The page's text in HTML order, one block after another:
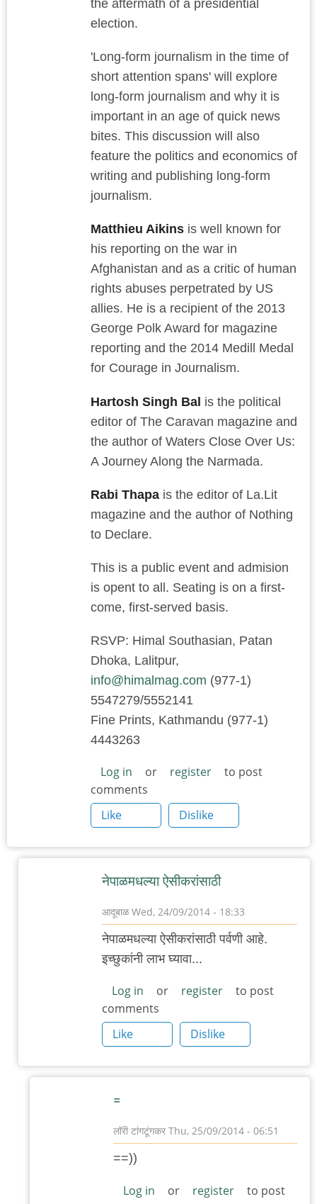
the aftermath of a presidential
election.
'Long-form journalism in the time of
short attention spans' will explore
long-form journalism and why it is
important in an age of quick news
bites. This discussion will also
feature the politics and economics of
writing and publishing long-form
journalism.
Matthieu Aikins is well known for
his reporting on the war in
Afghanistan and as a critic of human
rights abuses perpetrated by US
allies. He is a recipient of the 2013
George Polk Award for magazine
reporting and the 2014 Medill Medal
for Courage in Journalism.
Hartosh Singh Bal is the political
editor of The Caravan magazine and
the author of Waters Close Over Us:
A Journey Along the Narmada.
Rabi Thapa is the editor of La.Lit
magazine and the author of Nothing
to Declare.
This is a public event and admision
is opent to all. Seating is on a first-
come, first-served basis.
RSVP: Himal Southasian, Patan
Dhoka, Lalitpur,
info@himalmag.com (977-1)
5547279/5552141
Fine Prints, Kathmandu (977-1)
4443263
Log in or register
to post
comments
Like
Dislike
नेपाळमधल्या ऐसीकरांसाठी
आदूबाळWed, 24/09/2014 - 18:33
In
to
हिमाल
प्रकाशन
by
३_१४
विक्षिप्त
नेपाळमधल्या ऐसीकरांसाठी पर्वणी आहे.
इच्छुकांनी लाभ घ्यावा...
Log in or register
to post
comments
Like
Dislike
=
लॉरी टांगटूंगकर Thu, 25/09/2014 - 06:51
reply
==))
Log in or register
to post